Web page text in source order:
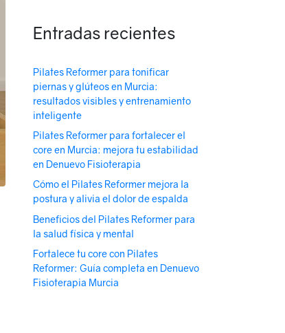
Entradas recientes
Pilates Reformer para tonificar
piernas y glúteos en Murcia:
resultados visibles y entrenamiento
inteligente
Pilates Reformer para fortalecer el
core en Murcia: mejora tu estabilidad
en Denuevo Fisioterapia
Cómo el Pilates Reformer mejora la
postura y alivia el dolor de espalda
Beneficios del Pilates Reformer para
la salud física y mental
Fortalece tu core con Pilates
Reformer: Guía completa en Denuevo
Fisioterapia Murcia